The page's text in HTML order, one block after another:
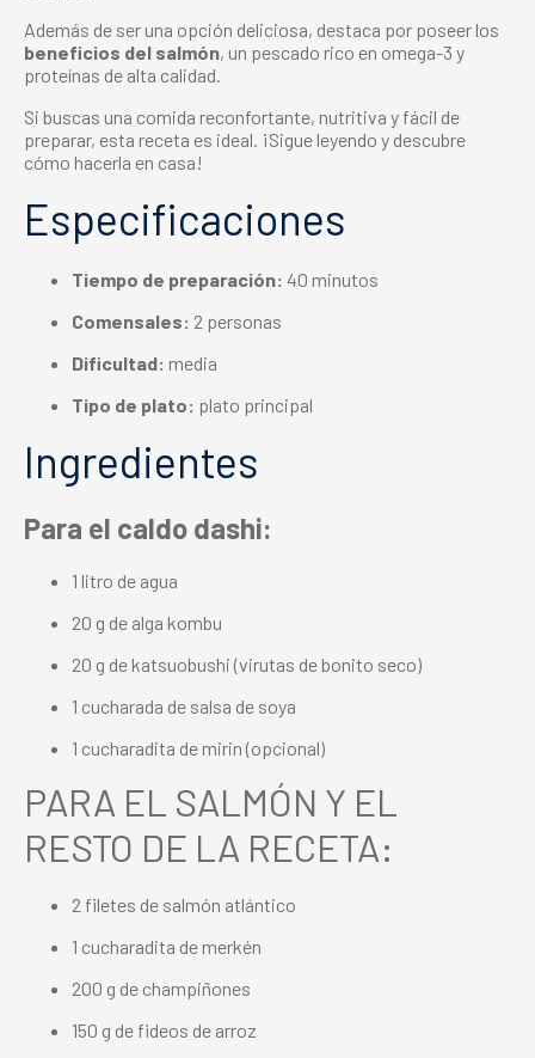
Además de ser una opción deliciosa, destaca por poseer los
beneficios del salmón, un pescado rico en omega-3 y
proteínas de alta calidad.
Si buscas una comida reconfortante, nutritiva y fácil de
preparar, esta receta es ideal. ¡Sigue leyendo y descubre
cómo hacerla en casa!
Especificaciones
Tiempo de preparación: 40 minutos
Comensales: 2 personas
Dificultad: media
Tipo de plato: plato principal
Ingredientes
Para el caldo dashi:
1 litro de agua
20 g de alga kombu
20 g de katsuobushi (virutas de bonito seco)
1 cucharada de salsa de soya
1 cucharadita de mirin (opcional)
PARA EL SALMÓN Y EL
RESTO DE LA RECETA:
2 filetes de salmón atlántico
1 cucharadita de merkén
200 g de champiñones
150 g de fideos de arroz